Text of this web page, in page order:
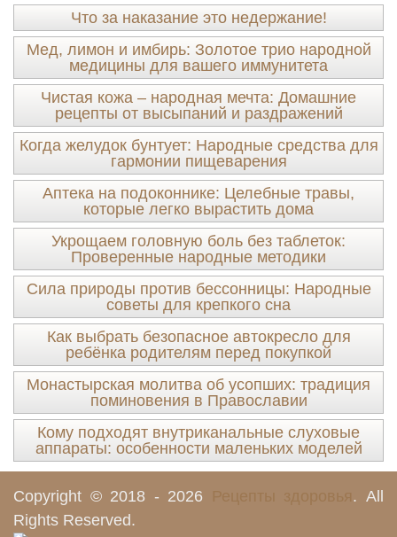
Что за наказание это недержание!
Мед, лимон и имбирь: Золотое трио народной
медицины для вашего иммунитета
Чистая кожа – народная мечта: Домашние
рецепты от высыпаний и раздражений
Когда желудок бунтует: Народные средства для
гармонии пищеварения
Аптека на подоконнике: Целебные травы,
которые легко вырастить дома
Укрощаем головную боль без таблеток:
Проверенные народные методики
Сила природы против бессонницы: Народные
советы для крепкого сна
Как выбрать безопасное автокресло для
ребёнка родителям перед покупкой
Монастырская молитва об усопших: традиция
поминовения в Православии
Кому подходят внутриканальные слуховые
аппараты: особенности маленьких моделей
Copyright © 2018 - 2026 Рецепты здоровья. All
Rights Reserved.